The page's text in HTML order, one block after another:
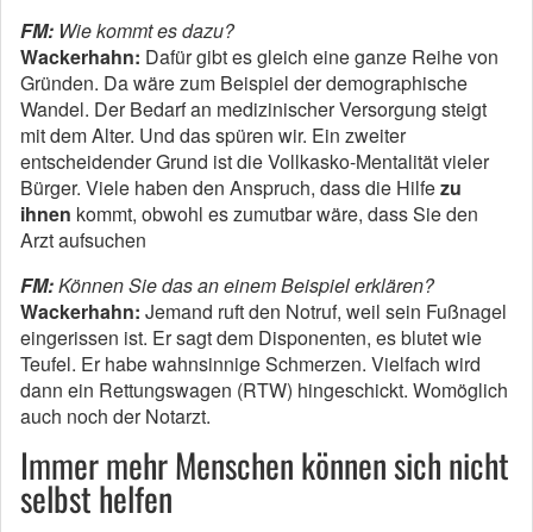
FM: Wie kommt es dazu?
Wackerhahn: Dafür gibt es gleich eine ganze Reihe von
Gründen. Da wäre zum Beispiel der demographische
Wandel. Der Bedarf an medizinischer Versorgung steigt
mit dem Alter. Und das spüren wir. Ein zweiter
entscheidender Grund ist die Vollkasko-Mentalität vieler
Bürger. Viele haben den Anspruch, dass die Hilfezu
ihnen kommt, obwohl es zumutbar wäre, dass Sie den
Arzt aufsuchen
FM:Können Sie das an einem Beispiel erklären?
Wackerhahn: Jemand ruft den Notruf, weil sein Fußnagel
eingerissen ist. Er sagt dem Disponenten, es blutet wie
Teufel. Er habe wahnsinnige Schmerzen. Vielfach wird
dann ein Rettungswagen (RTW) hingeschickt. Womöglich
auch noch der Notarzt.
Immer mehr Menschen können sich nicht
selbst helfen